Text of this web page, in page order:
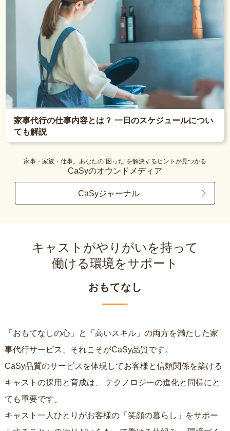
家事代行の仕事内容とは？ 一日のスケジュールについ
ても解説
家事・家族・仕事。あなたの“困った”を解決するヒントが見つかる
CaSyのオウンドメディア
CaSyジャーナル
キャストがやりがいを持って
働ける環境をサポート
おもてなし
「おもてなしの心」と「高いスキル」の両方を満たした家
事代行サービス、それこそがCaSy品質です。
CaSy品質のサービスを体現してお客様と信頼関係を築ける
キャストの採用と育成は、
ても重要です。
キャスト一人ひとりがお客様の「笑顔の暮らし」をサポー